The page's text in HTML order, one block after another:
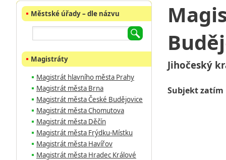
Městské úřady – dle názvu
Magistráty
Magistrát hlavního města Prahy
Magistrát města Brna
Magistrát města České Budějovice
Magistrát města Chomutova
Magistrát města Děčín
Magistrát města Frýdku-Místku
Magistrát města Havířov
Magistrát města Hradec Králové
Jihočeský
Subjekt zatím